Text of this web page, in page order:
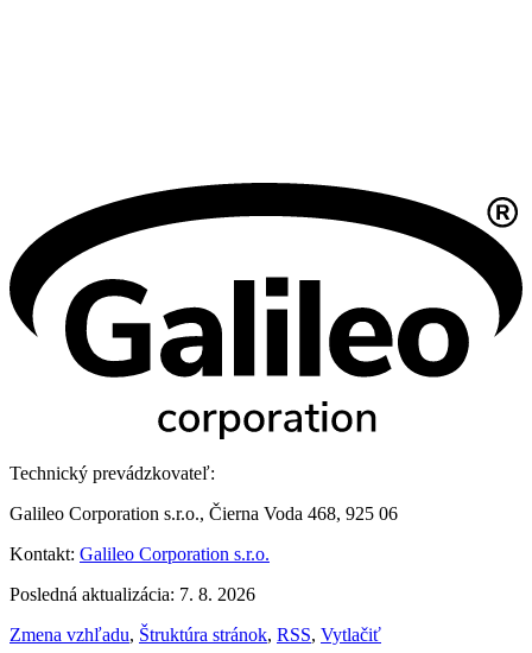
Technický prevádzkovateľ:
Galileo Corporation s.r.o., Čierna Voda 468, 925 06
Kontakt: Galileo Corporation s.r.o.
Posledná aktualizácia: 7. 8. 2026
Zmena vzhľadu, Štruktúra stránok, RSS, Vytlačiť